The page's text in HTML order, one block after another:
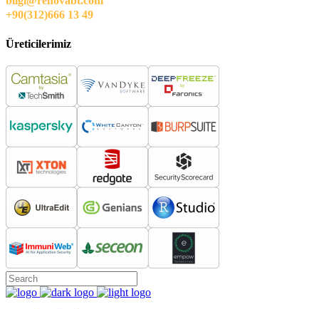
+90(312)666 13 49
Üreticilerimiz